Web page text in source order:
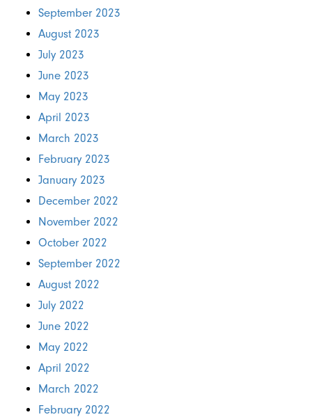
September 2023
August 2023
July 2023
June 2023
May 2023
April 2023
March 2023
February 2023
January 2023
December 2022
November 2022
October 2022
September 2022
August 2022
July 2022
June 2022
May 2022
April 2022
March 2022
February 2022